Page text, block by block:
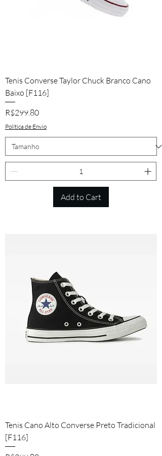
Tenis Converse Taylor Chuck Branco Cano
Baixo [F116]
Price
R$299.80
Política de Envio
Add to Cart
Tenis Cano Alto Converse Preto Tradicional
[F116]